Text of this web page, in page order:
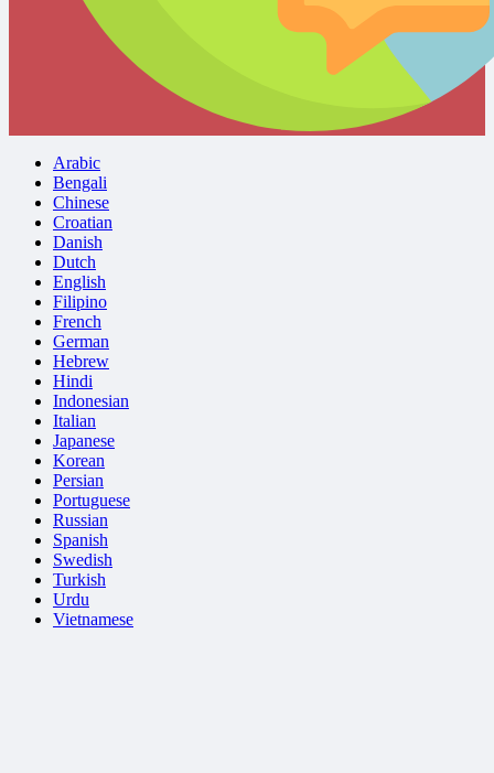
Arabic
Bengali
Chinese
Croatian
Danish
Dutch
English
Filipino
French
German
Hebrew
Hindi
Indonesian
Italian
Japanese
Korean
Persian
Portuguese
Russian
Spanish
Swedish
Turkish
Urdu
Vietnamese